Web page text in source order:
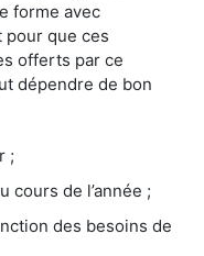
forme avec
pour que ces
offerts par ce
dépendre de bon
;
cours de l’année ;
des besoins de